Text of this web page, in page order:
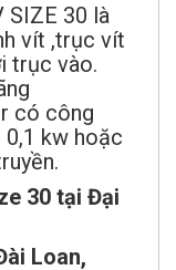
SIZE 30 là
vít ,trục vít
trục vào.
có công
kw hoặc
30 tại Đại
Loan,